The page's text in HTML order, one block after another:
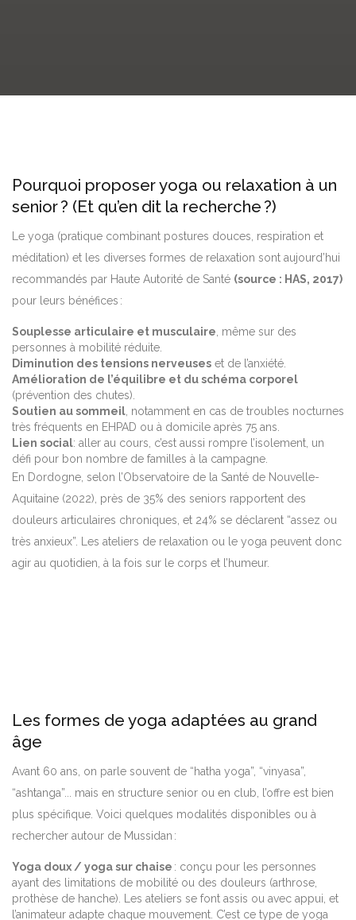
Pourquoi proposer yoga ou relaxation à un
senior ? (Et qu’en dit la recherche ?)
Le yoga (pratique combinant postures douces, respiration et
méditation) et les diverses formes de relaxation sont aujourd’hui
recommandés par Haute Autorité de Santé (source : HAS, 2017)
pour leurs bénéfices :
Souplesse articulaire et musculaire , même sur des
personnes à mobilité réduite.
Diminution des tensions nerveuses et de l’anxiété.
Amélioration de l’équilibre et du schéma corporel
(prévention des chutes).
Soutien au sommeil , notamment en cas de troubles nocturnes
très fréquents en EHPAD ou à domicile après 75 ans.
Lien social: aller au cours, c’est aussi rompre l’isolement, un
défi pour bon nombre de familles à la campagne.
En Dordogne, selon l’Observatoire de la Santé de Nouvelle-
Aquitaine (2022), près de 35% des seniors rapportent des
douleurs articulaires chroniques, et 24% se déclarent “assez ou
très anxieux”. Les ateliers de relaxation ou le yoga peuvent donc
agir au quotidien, à la fois sur le corps et l’humeur.
Les formes de yoga adaptées au grand
âge
Avant 60 ans, on parle souvent de “hatha yoga”, “vinyasa”,
“ashtanga”... mais en structure senior ou en club, l’offre est bien
plus spécifique. Voici quelques modalités disponibles ou à
rechercher autour de Mussidan :
Yoga doux / yoga sur chaise : conçu pour les personnes
ayant des limitations de mobilité ou des douleurs (arthrose,
prothèse de hanche). Les ateliers se font assis ou avec appui, et
l’animateur adapte chaque mouvement. C’est ce type de yoga